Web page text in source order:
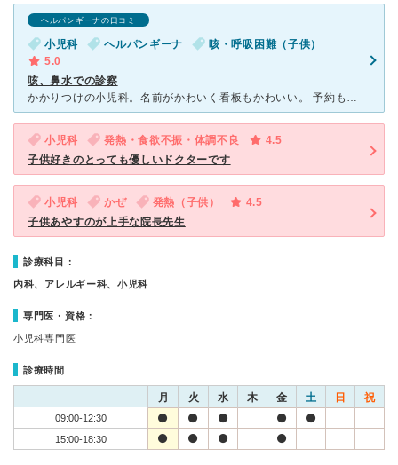
ヘルパンギーナの口コミ
小児科 ヘルパンギーナ
咳・呼吸困難（子供）
5.0
咳、鼻水での診察
かかりつけの小児科。名前がかわいく看板もかわいい。 予約も携帯から出来るのでとても便利です。 診察５番目前になるとメールでもお知らせしてくれるところが親切です。 病院の中もピンクや水色で明るくア
小児科 発熱・食欲不振・体調不良
4.5
子供好きのとっても優しいドクターです
小児科 かぜ 発熱（子供）
4.5
子供あやすのが上手な院長先生
診療科目：
内科、アレルギー科、小児科
専門医・資格：
小児科専門医
診療時間
月 火 水 木 金 土 日 祝
09:00-12:30
15:00-18:30